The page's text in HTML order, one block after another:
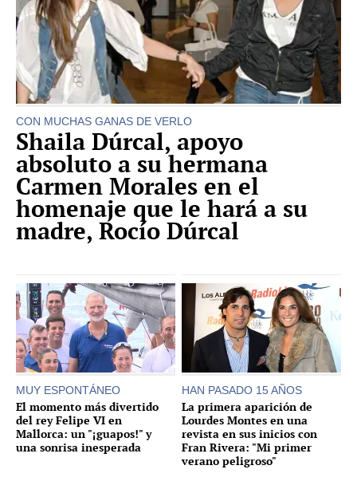
CON MUCHAS GANAS DE VERLO
Shaila Dúrcal, apoyo
absoluto a su hermana
Carmen Morales en el
homenaje que le hará a su
madre, Rocío Dúrcal
MUY ESPONTÁNEO
El momento más divertido
del rey Felipe VI en
Mallorca: un "¡guapos!" y
una sonrisa inesperada
HAN PASADO 15 AÑOS
La primera aparición de
Lourdes Montes en una
revista en sus inicios con
Fran Rivera: "Mi primer
verano peligroso"